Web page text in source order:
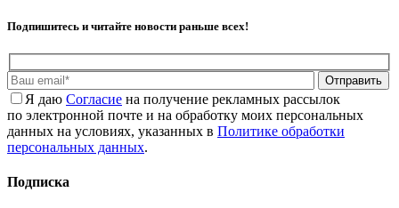
Подпишитесь и читайте новости раньше всех!
Отправить
Я даю Cогласие на получение рекламных рассылок
по электронной почте и на обработку моих персональных
данных на условиях, указанных в Политике обработки
персональных данных.
Подписка